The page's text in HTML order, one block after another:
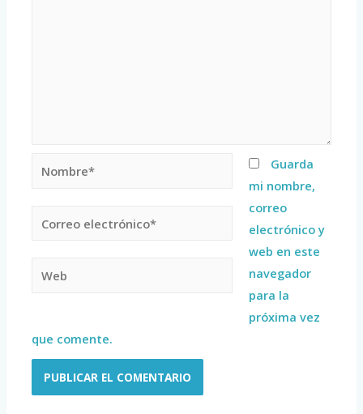
Guarda
mi nombre,
correo
electrónico y
web en este
navegador
para la
próxima vez
que comente.